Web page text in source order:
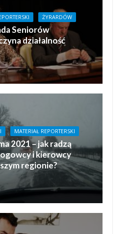
ŻYRARDÓW
Seniorów
działalność
MATERIAŁ REPORTERSKI
2021 – jak radzą
i kierowcy
regionie?